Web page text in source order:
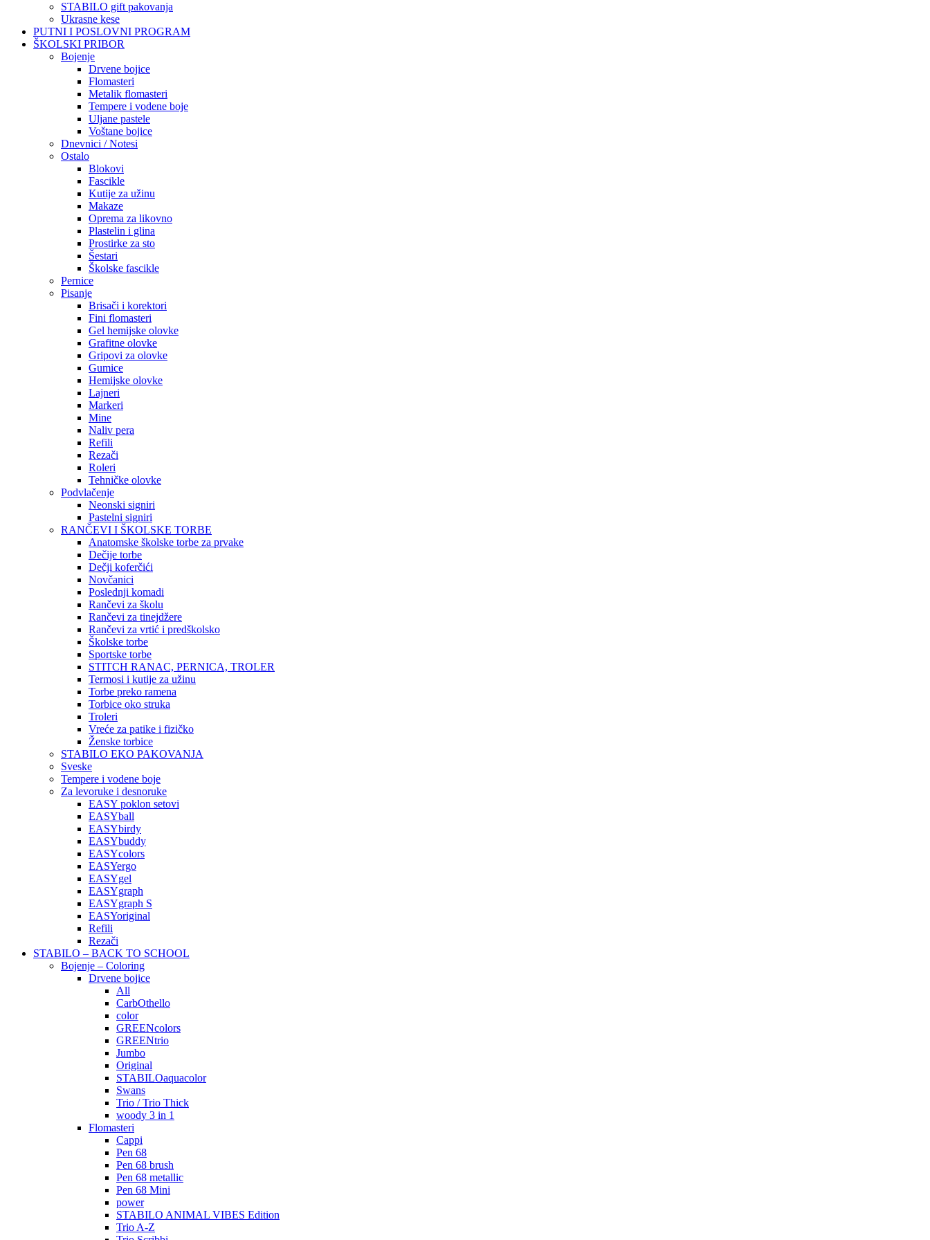
STABILO gift pakovanja
Ukrasne kese
PUTNI I POSLOVNI PROGRAM
ŠKOLSKI PRIBOR
Bojenje
Drvene bojice
Flomasteri
Metalik flomasteri
Tempere i vodene boje
Uljane pastele
Voštane bojice
Dnevnici / Notesi
Ostalo
Blokovi
Fascikle
Kutije za užinu
Makaze
Oprema za likovno
Plastelin i glina
Prostirke za sto
Šestari
Školske fascikle
Pernice
Pisanje
Brisači i korektori
Fini flomasteri
Gel hemijske olovke
Grafitne olovke
Gripovi za olovke
Gumice
Hemijske olovke
Lajneri
Markeri
Mine
Naliv pera
Refili
Rezači
Roleri
Tehničke olovke
Podvlačenje
Neonski signiri
Pastelni signiri
RANČEVI I ŠKOLSKE TORBE
Anatomske školske torbe za prvake
Dečije torbe
Dečji koferčići
Novčanici
Poslednji komadi
Rančevi za školu
Rančevi za tinejdžere
Rančevi za vrtić i predškolsko
Školske torbe
Sportske torbe
STITCH RANAC, PERNICA, TROLER
Termosi i kutije za užinu
Torbe preko ramena
Torbice oko struka
Troleri
Vreće za patike i fizičko
Ženske torbice
STABILO EKO PAKOVANJA
Sveske
Tempere i vodene boje
Za levoruke i desnoruke
EASY poklon setovi
EASYball
EASYbirdy
EASYbuddy
EASYcolors
EASYergo
EASYgel
EASYgraph
EASYgraph S
EASYoriginal
Refili
Rezači
STABILO – BACK TO SCHOOL
Bojenje – Coloring
Drvene bojice
All
CarbOthello
color
GREENcolors
GREENtrio
Jumbo
Original
STABILOaquacolor
Swans
Trio / Trio Thick
woody 3 in 1
Flomasteri
Cappi
Pen 68
Pen 68 brush
Pen 68 metallic
Pen 68 Mini
power
STABILO ANIMAL VIBES Edition
Trio A-Z